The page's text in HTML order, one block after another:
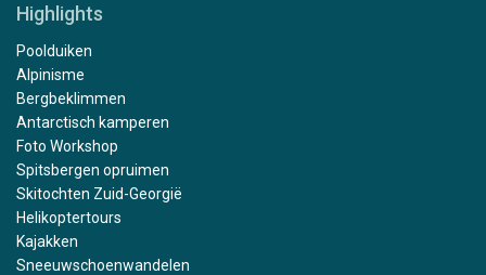
Highlights
Poolduiken
Alpinisme
Bergbeklimmen
Antarctisch kamperen
Foto Workshop
Spitsbergen opruimen
Skitochten Zuid-Georgië
Helikoptertours
Kajakken
Sneeuwschoenwandelen